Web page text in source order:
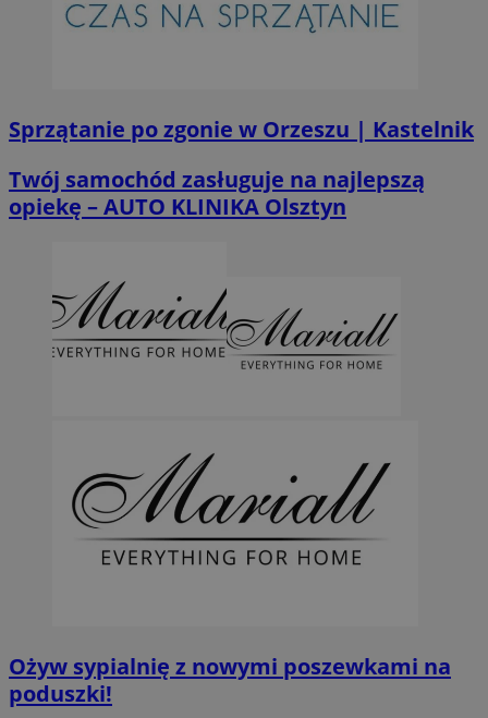
Sprzątanie po zgonie w Orzeszu | Kastelnik
Twój samochód zasługuje na najlepszą
opiekę – AUTO KLINIKA Olsztyn
Ożyw sypialnię z nowymi poszewkami na
poduszki!